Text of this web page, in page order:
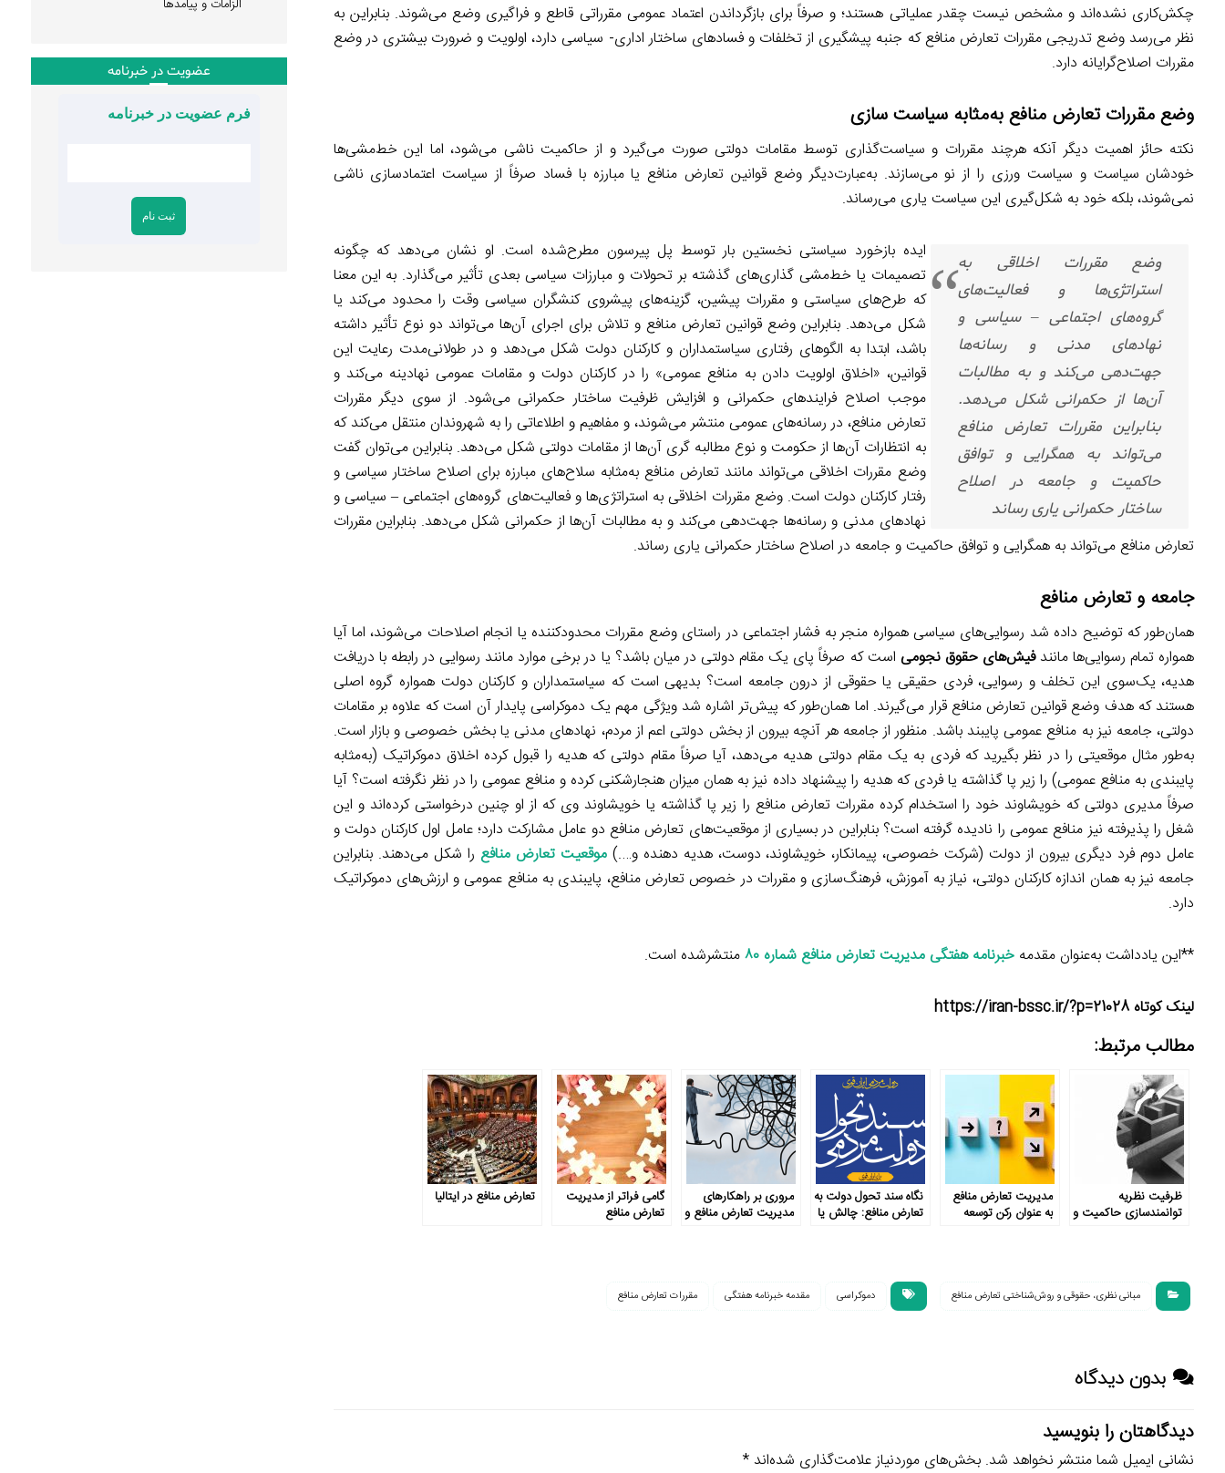
چکش‌کاری نشده‌اند و مشخص نیست چقدر عملیاتی هستند؛ و صرفاً برای بازگرداندن اعتماد عمومی مقرراتی قاطع و فراگیری وضع می‌شوند. بنابراین به
نظر می‌رسد وضع تدریجی مقررات تعارض منافع که جنبه پیشگیری از تخلفات و فسادهای ساختار اداری- سیاسی دارد، اولویت و ضرورت بیشتری در وضع
مقررات اصلاح‌گرایانه دارد.
وضع مقررات تعارض منافع به‌مثابه سیاست سازی
نکته حائز اهمیت دیگر آنکه هرچند مقررات و سیاست‌گذاری توسط مقامات دولتی صورت می‌گیرد و از حاکمیت ناشی می‌شود، اما این خط‌مشی‌ها
خودشان سیاست و سیاست ورزی را از نو می‌سازند. به‌عبارت‌دیگر وضع قوانین تعارض منافع یا مبارزه با فساد صرفاً از سیاست اعتمادسازی ناشی
نمی‌شوند، بلکه خود به شکل‌گیری این سیاست یاری می‌رساند.
وضع مقررات اخلاقی به
استراتژی‌ها و فعالیت‌های
گروه‌های اجتماعی – سیاسی و
نهادهای مدنی و رسانه‌ها
جهت‌دهی می‌کند و به مطالبات
آن‌ها از حکمرانی شکل می‌دهد.
بنابراین مقررات تعارض منافع
می‌تواند به همگرایی و توافق
حاکمیت و جامعه در اصلاح
ساختار حکمرانی یاری رساند
ایده بازخورد سیاستی نخستین بار توسط پل پیرسون مطرح‌شده است. او نشان می‌دهد که چگونه
تصمیمات یا خط‌مشی گذاری‌های گذشته بر تحولات و مبارزات سیاسی بعدی تأثیر می‌گذارد. به این معنا
که طرح‌های سیاستی و مقررات پیشین، گزینه‌های پیشروی کنشگران سیاسی وقت را محدود می‌کند یا
شکل می‌دهد. بنابراین وضع قوانین تعارض منافع و تلاش برای اجرای آن‌ها می‌تواند دو نوع تأثیر داشته
باشد، ابتدا به الگوهای رفتاری سیاستمداران و کارکنان دولت شکل می‌دهد و در طولانی‌مدت رعایت این
قوانین، «اخلاق اولویت دادن به منافع عمومی» را در کارکنان دولت و مقامات عمومی نهادینه می‌کند و
موجب اصلاح فرایندهای حکمرانی و افزایش ظرفیت ساختار حکمرانی می‌شود. از سوی دیگر مقررات
تعارض منافع، در رسانه‌های عمومی منتشر می‌شوند، و مفاهیم و اطلاعاتی را به شهروندان منتقل می‌کند که
به انتظارات آن‌ها از حکومت و نوع مطالبه گری آن‌ها از مقامات دولتی شکل می‌دهد. بنابراین می‌توان گفت
وضع مقررات اخلاقی می‌تواند مانند تعارض منافع به‌مثابه سلاح‌های مبارزه برای اصلاح ساختار سیاسی و
رفتار کارکنان دولت است. وضع مقررات اخلاقی به استراتژی‌ها و فعالیت‌های گروه‌های اجتماعی – سیاسی و
نهادهای مدنی و رسانه‌ها جهت‌دهی می‌کند و به مطالبات آن‌ها از حکمرانی شکل می‌دهد. بنابراین مقررات
تعارض منافع می‌تواند به همگرایی و توافق حاکمیت و جامعه در اصلاح ساختار حکمرانی یاری رساند.
جامعه و تعارض منافع
همان‌طور که توضیح داده شد رسوایی‌های سیاسی همواره منجر به فشار اجتماعی در راستای وضع مقررات محدودکننده یا انجام اصلاحات می‌شوند، اما آیا
همواره تمام رسوایی‌ها مانندفیش‌های حقوق نجومی است که صرفاً پای یک مقام دولتی در میان باشد؟ یا در برخی موارد مانند رسوایی در رابطه با دریافت
هدیه، یک‌سوی این تخلف و رسوایی، فردی حقیقی یا حقوقی از درون جامعه است؟ بدیهی است که سیاستمداران و کارکنان دولت همواره گروه اصلی
هستند که هدف وضع قوانین تعارض منافع قرار می‌گیرند. اما همان‌طور که پیش‌تر اشاره شد ویژگی مهم یک دموکراسی پایدار آن است که علاوه بر مقامات
دولتی، جامعه نیز به منافع عمومی پایبند باشد. منظور از جامعه هر آنچه بیرون از بخش دولتی اعم از مردم، نهادهای مدنی یا بخش خصوصی و بازار است.
به‌طور مثال موقعیتی را در نظر بگیرید که فردی به یک مقام دولتی هدیه می‌دهد، آیا صرفاً مقام دولتی که هدیه را قبول کرده اخلاق دموکراتیک (به‌مثابه
پایبندی به منافع عمومی) را زیر پا گذاشته یا فردی که هدیه را پیشنهاد داده نیز به همان میزان هنجارشکنی کرده و منافع عمومی را در نظر نگرفته است؟ آیا
صرفاً مدیری دولتی که خویشاوند خود را استخدام کرده مقررات تعارض منافع را زیر پا گذاشته یا خویشاوند وی که از او چنین درخواستی کرده‌اند و این
شغل را پذیرفته نیز منافع عمومی را نادیده گرفته است؟ بنابراین در بسیاری از موقعیت‌های تعارض منافع دو عامل مشارکت دارد؛ عامل اول کارکنان دولت و
عامل دوم فرد دیگری بیرون از دولت (شرکت خصوصی، پیمانکار، خویشاوند، دوست، هدیه دهنده و….) موقعیت تعارض منافع را شکل می‌دهند. بنابراین
جامعه نیز به همان اندازه کارکنان دولتی، نیاز به آموزش، فرهنگ‌سازی و مقررات در خصوص تعارض منافع، پایبندی به منافع عمومی و ارزش‌های دموکراتیک
دارد.
**این یادداشت به‌عنوان مقدمه خبرنامه هفتگی مدیریت تعارض منافع شماره ۸۰ منتشرشده است.
لینک کوتاه https://iran-bssc.ir/?p=21028
مطالب مرتبط:
ظرفیت نظریه
توانمندسازی حاکمیت و
مدیریت تعارض منافع
به عنوان رکن توسعه
نگاه سند تحول دولت به
تعارض منافع: چالش یا
مروری بر راهکارهای
مدیریت تعارض منافع و
گامی فراتر از مدیریت
تعارض منافع
تعارض منافع در ایتالیا
مبانی نظری، حقوقی و روش‌شناختی تعارض منافع دموکراسی مقدمه خبرنامه هفتگی مقررات تعارض منافع
بدون دیدگاه
دیدگاهتان را بنویسید
نشانی ایمیل شما منتشر نخواهد شد. بخش‌های موردنیاز علامت‌گذاری شده‌اند*
الزامات و پیامدها
عضویت در خبرنامه
فرم عضویت در خبرنامه